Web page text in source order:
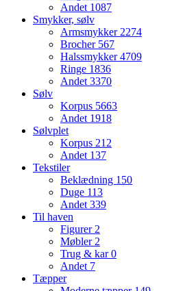
Andet 1087
Smykker, sølv
Armsmykker 2274
Brocher 567
Halssmykker4709
Ringe 1836
Andet 3370
Sølv
Korpus 5663
Andet 1918
Sølvplet
Korpus 212
Andet 137
Tekstiler
Beklædning 150
Duge 113
Andet 339
Til haven
Figurer 2
Møbler 2
Trug & kar0
Andet 7
Tæpper